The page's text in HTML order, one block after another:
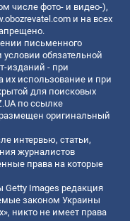
числе фото- и видео-),
и на всех
письменного
обязательной
изданий - при
их использование и при
для поисковых
по ссылке
оригинальный
интервью, статьи,
журналистов
права на которые
Getty Images редакция
законом Украины
никто не имеет права